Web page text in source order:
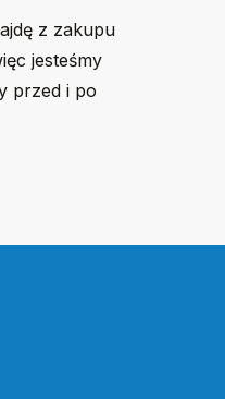
z zakupu
jesteśmy
przed i po